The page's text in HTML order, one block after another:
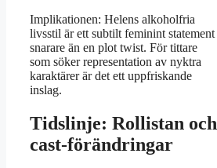
Implikationen: Helens alkoholfria
livsstil är ett subtilt feminint statement
snarare än en plot twist. För tittare
som söker representation av nyktra
karaktärer är det ett uppfriskande
inslag.
Tidslinje: Rollistan och
cast-förändringar